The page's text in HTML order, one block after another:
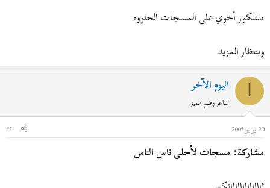
مشكور أخوي على المسجات الحلووه
وبنتظار المزيد
اليوم الآخر
شاعر وقلم مميز
20 يونيو 2005
#3
مشاركة: مسجات لأحلى ناس الناس